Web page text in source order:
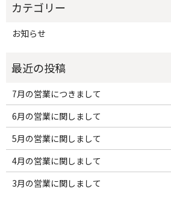
お知らせ
7月の営業につきまして
6月の営業に関しまして
5月の営業に関しまして
4月の営業に関しまして
3月の営業に関しまして